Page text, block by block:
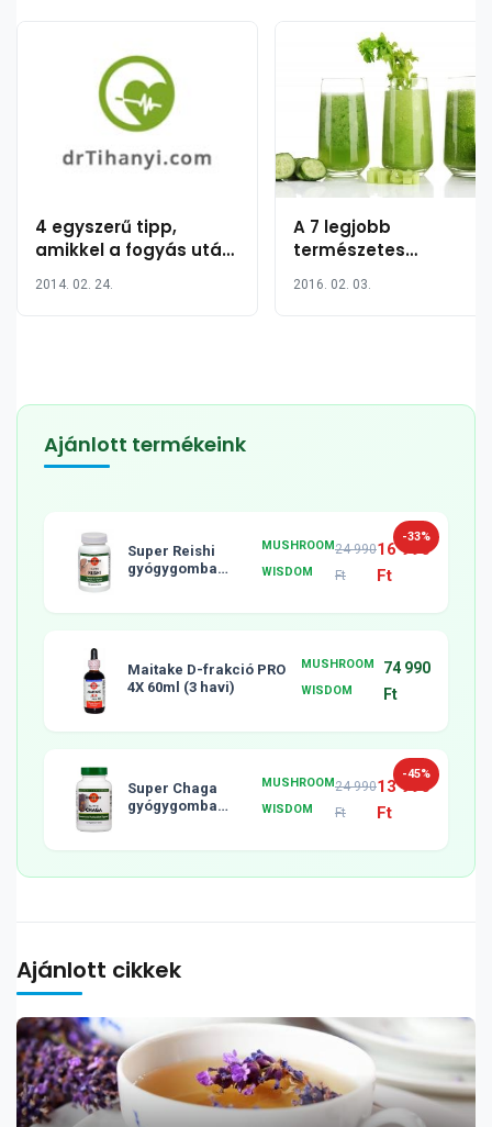
4 egyszerű tipp,
amikkel a fogyás után
bőrét
2014. 02. 24.
A 7 legjobb
természetes
elkészítésük
2016. 02. 03.
Ajánlott termékeink
-33%
Super Reishi
gyógygomba
MUSHROOM
WISDOM
24 990
Ft
16 990
Ft
Maitake D-frakció PRO
4X 60ml (3 havi)
MUSHROOM
WISDOM
74 990
Ft
-45%
Super Chaga
gyógygomba
MUSHROOM
WISDOM
24 990
Ft
13 990
Ft
Ajánlott cikkek